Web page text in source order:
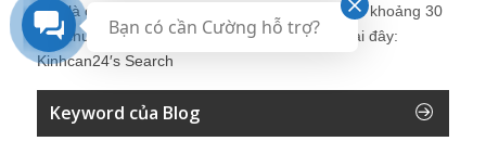
Đây là công cụ tìm kiếm được tích hợp tìm kiếm khoảng 30
site chuyên về nhân sự . Chi tiết vui lòng click tại đây:
Kinhcan24′s Search
Keyword của Blog
Bạn có cần Cường hỗ trợ?